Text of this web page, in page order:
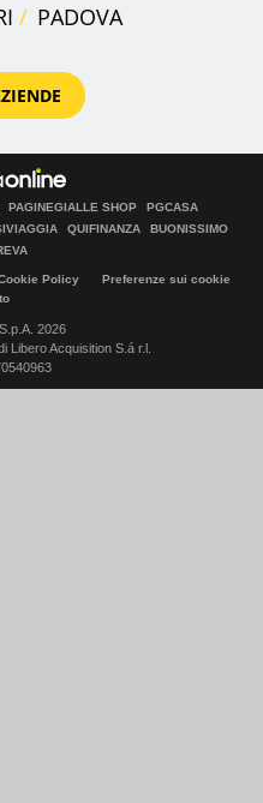
PADOVA
PAGINEGIALLE SHOP
PGCASA
QUIFINANZA
BUONISSIMO
Policy
Preferenze sui cookie
2026
Libero Acquisition S.á r.l.